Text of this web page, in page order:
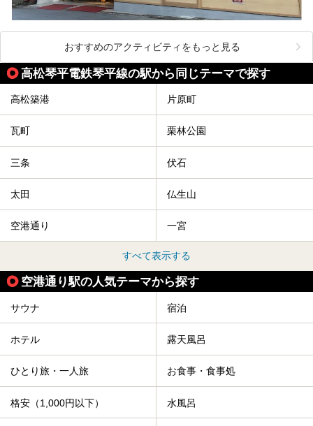
おすすめのアクティビティをもっと見る
高松琴平電鉄琴平線の駅から同じテーマで探す
高松築港 片原町
瓦町 栗林公園
三条 伏石
太田 仏生山
空港通り 一宮
すべて表示する
空港通り駅の人気テーマから探す
サウナ 宿泊
ホテル 露天風呂
ひとり旅・一人旅 お食事・食事処
格安（1,000円以下） 水風呂